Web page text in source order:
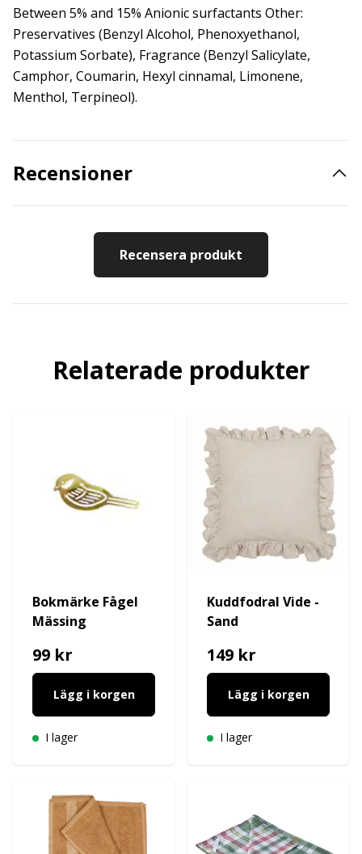
Between 5% and 15% Anionic surfactants Other:
Preservatives (Benzyl Alcohol, Phenoxyethanol,
Potassium Sorbate), Fragrance (Benzyl Salicylate,
Camphor, Coumarin, Hexyl cinnamal, Limonene,
Menthol, Terpineol).
Recensioner
Recensera produkt
Relaterade produkter
Bokmärke Fågel
Mässing
99 kr
Lägg i korgen
I lager
Kuddfodral Vide -
Sand
149 kr
Lägg i korgen
I lager